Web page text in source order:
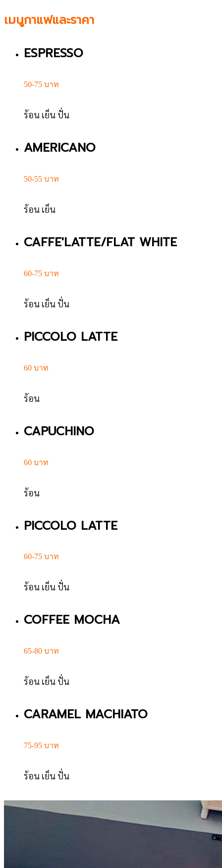
เมนูกาแฟและราคา
ESPRESSO
50-75 บาท
ร้อน เย็น ปั่น
AMERICANO
50-55 บาท
ร้อน เย็น
CAFFE'LATTE/FLAT WHITE
60-75 บาท
ร้อน เย็น ปั่น
PICCOLO LATTE
60 บาท
ร้อน
CAPUCHINO
60 บาท
ร้อน
PICCOLO LATTE
60-75 บาท
ร้อน เย็น ปั่น
COFFEE MOCHA
65-80 บาท
ร้อน เย็น ปั่น
CARAMEL MACHIATO
75-95 บาท
ร้อน เย็น ปั่น